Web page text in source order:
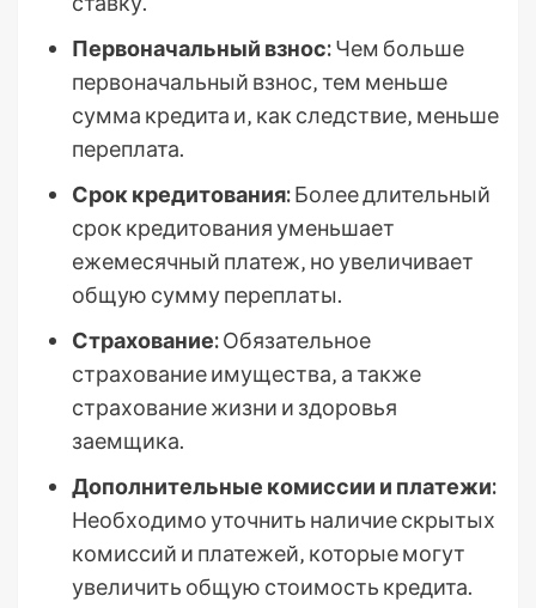
Первоначальный взнос:Чем больше
первоначальный взнос‚ тем меньше
сумма кредита и‚ как следствие‚ меньше
переплата.
Срок кредитования:Более длительный
срок кредитования уменьшает
ежемесячный платеж‚ но увеличивает
общую сумму переплаты.
Страхование:Обязательное
страхование имущества‚ а также
страхование жизни и здоровья
заемщика.
Дополнительные комиссии и платежи:
Необходимо уточнить наличие скрытых
комиссий и платежей‚ которые могут
увеличить общую стоимость кредита.